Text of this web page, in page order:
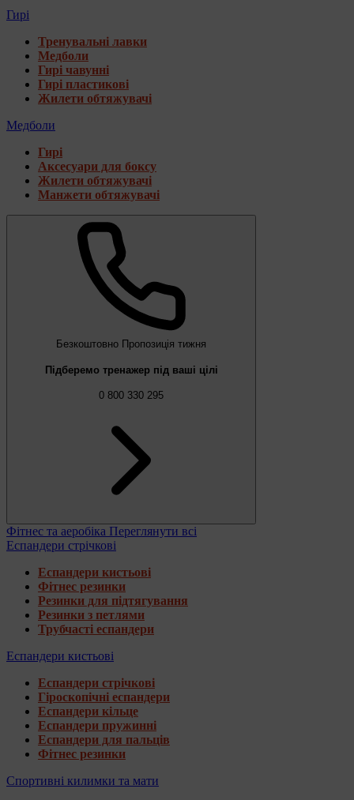
Гирі
Тренувальні лавки
Медболи
Гирі чавунні
Гирі пластикові
Жилети обтяжувачі
Медболи
Гирі
Аксесуари для боксу
Жилети обтяжувачі
Манжети обтяжувачі
Безкоштовно Пропозиція тижня
Підберемо тренажер під ваші цілі
0 800 330 295
Фітнес та аеробіка Переглянути всі
Еспандери стрічкові
Еспандери кистьові
Фітнес резинки
Резинки для підтягування
Резинки з петлями
Трубчасті еспандери
Еспандери кистьові
Еспандери стрічкові
Гіроскопічні еспандери
Еспандери кільце
Еспандери пружинні
Еспандери для пальців
Фітнес резинки
Спортивні килимки та мати